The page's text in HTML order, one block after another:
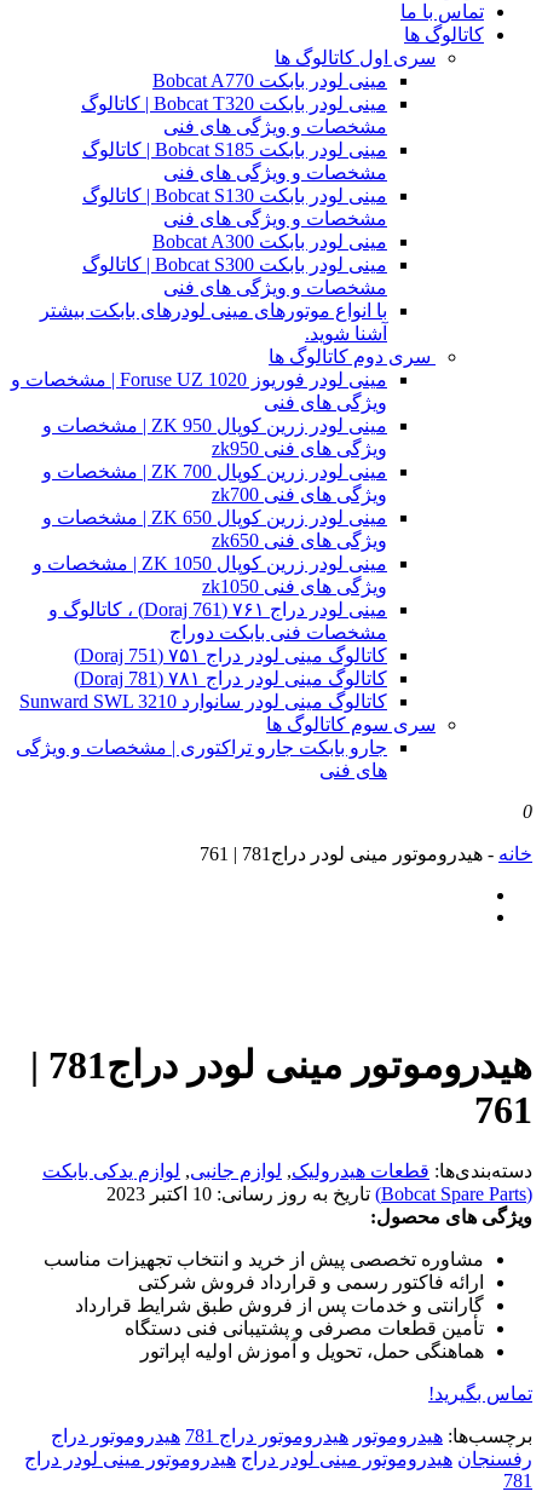
تماس با ما
کاتالوگ ها
سری اول کاتالوگ ها
مینی لودر بابکت Bobcat A770
مینی لودر بابکت Bobcat T320 | کاتالوگ
مشخصات و ویژگی های فنی
مینی لودر بابکت Bobcat S185 | کاتالوگ
مشخصات و ویژگی های فنی
مینی لودر بابکت Bobcat S130 | کاتالوگ
مشخصات و ویژگی های فنی
مینی لودر بابکت Bobcat A300
مینی لودر بابکت Bobcat S300 | کاتالوگ
مشخصات و ویژگی های فنی
با انواع موتورهای مینی لودرهای بابکت بیشتر
آشنا شوید.
سری دوم کاتالوگ ها
مینی لودر فوریوز Foruse UZ 1020 | مشخصات و
ویژگی های فنی
مینی لودر زرین کوپال ZK 950 | مشخصات و
ویژگی های فنی zk950
مینی لودر زرین کوپال ZK 700 | مشخصات و
ویژگی های فنی zk700
مینی لودر زرین کوپال ZK 650 | مشخصات و
ویژگی های فنی zk650
مینی لودر زرین کوپال ZK 1050 | مشخصات و
ویژگی های فنی zk1050
مینی لودر دراج ۷۶۱ (Doraj 761) ، کاتالوگ و
مشخصات فنی بابکت دوراج
کاتالوگ مینی لودر دراج ۷۵۱ (Doraj 751)
کاتالوگ مینی لودر دراج ۷۸۱ (Doraj 781)
کاتالوگ مینی لودر سانوارد Sunward SWL 3210
سری سوم کاتالوگ ها
جارو بابکت جارو تراکتوری | مشخصات و ویژگی
های فنی
0
خانه - هیدروموتور مینی لودر دراج781 | 761
هیدروموتور مینی لودر دراج781 |
761
دسته‌بندی‌ها: قطعات هیدرولیک, لوازم جانبی, لوازم یدکی بابکت
(Bobcat Spare Parts)
تاریخ به روز رسانی: 10 اکتبر 2023
ویژگی های محصول:
مشاوره تخصصی پیش از خرید و انتخاب تجهیزات مناسب
ارائه فاکتور رسمی و قرارداد فروش شرکتی
گارانتی و خدمات پس از فروش طبق شرایط قرارداد
تأمین قطعات مصرفی و پشتیبانی فنی دستگاه
هماهنگی حمل، تحویل و آموزش اولیه اپراتور
تماس بگیرید!
برچسب‌ها: هیدروموتور هیدروموتور دراج 781
هیدروموتور دراج
رفسنجان هیدروموتور مینی لودر دراج هیدروموتور مینی لودر دراج
781